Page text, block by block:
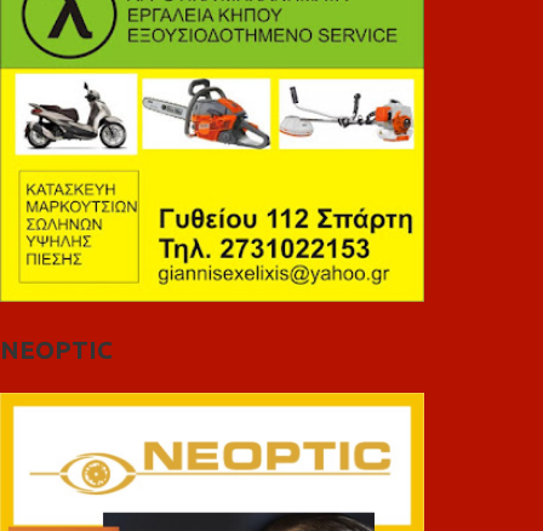
NEOPTIC